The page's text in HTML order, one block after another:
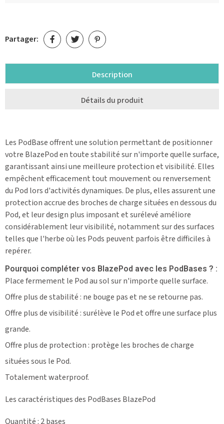
Partager:
Description
Détails du produit
Les PodBase offrent une solution permettant de positionner
votre BlazePod en toute stabilité sur n'importe quelle surface,
garantissant ainsi une meilleure protection et visibilité. Elles
empêchent efficacement tout mouvement ou renversement
du Pod lors d'activités dynamiques. De plus, elles assurent une
protection accrue des broches de charge situées en dessous du
Pod, et leur design plus imposant et surélevé améliore
considérablement leur visibilité, notamment sur des surfaces
telles que l'herbe où les Pods peuvent parfois être difficiles à
repérer.
Pourquoi compléter vos BlazePod avec les PodBases ? :
Place fermement le Pod au sol sur n'importe quelle surface.
Offre plus de stabilité : ne bouge pas et ne se retourne pas.
Offre plus de visibilité : surélève le Pod et offre une surface plus
grande.
Offre plus de protection : protège les broches de charge
situées sous le Pod.
Totalement waterproof.
Les caractéristiques des PodBases BlazePod
Quantité : 2 bases